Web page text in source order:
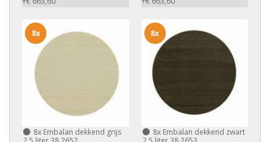
8x Embalan dekkend grijs
8x
8xEmbalan dekkend zwart
8x